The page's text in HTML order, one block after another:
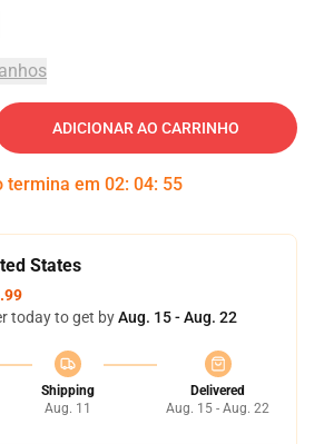
ADICIONAR AO CARRINHO
termina em 02: 04: 55
States
today to get byAug. 15 - Aug. 22
Shipping
Aug. 11
Delivered
Aug. 15 - Aug. 22